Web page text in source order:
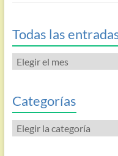
Todas las
Todas
las
Categorías
Categorías